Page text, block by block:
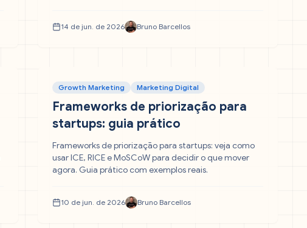
14 de jun. de 2026 Bruno Barcellos
Growth Marketing Marketing Digital
Frameworks de priorização para
startups: guia prático
Frameworks de priorização para startups: veja como
usar ICE, RICE e MoSCoW para decidir o que mover
agora. Guia prático com exemplos reais.
10 de jun. de 2026 Bruno Barcellos